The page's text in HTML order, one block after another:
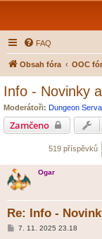
FAQ
Obsah fóra OOC
Info - Novinky
Moderátoři: Dungeon
Zamčeno
519 příspěvků
Ogar
Re: Info -
P7. 11. 2025 23.18